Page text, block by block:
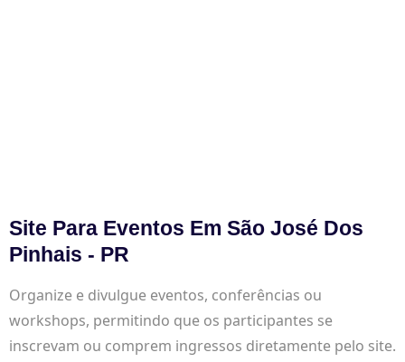
Site Para Eventos Em São José Dos
Pinhais - PR
Organize e divulgue eventos, conferências ou
workshops, permitindo que os participantes se
inscrevam ou comprem ingressos diretamente pelo site.